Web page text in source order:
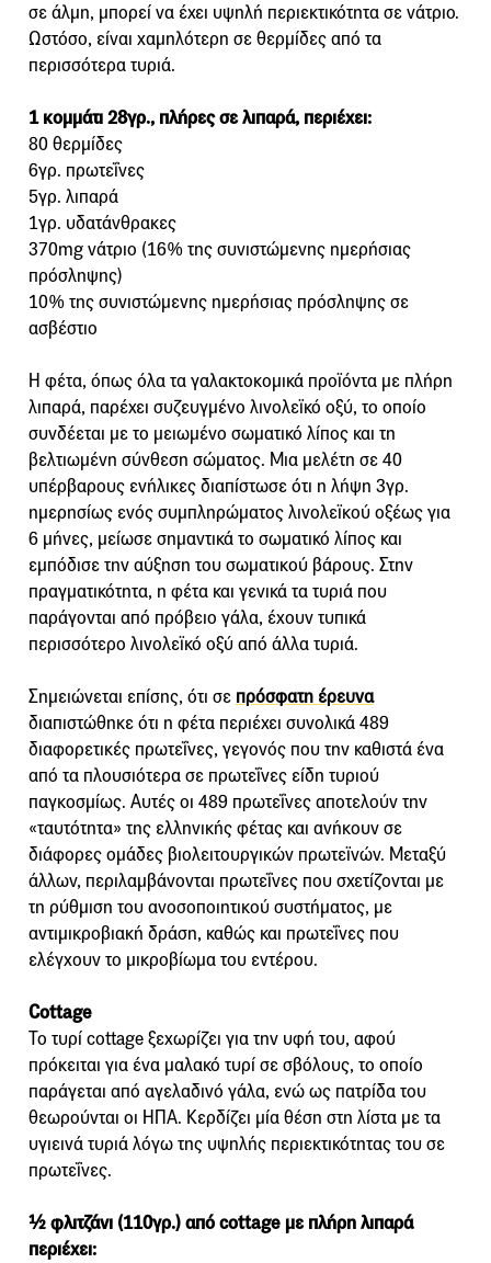
σε άλμη, μπορεί να έχει υψηλή περιεκτικότητα σε νάτριο.
Ωστόσο, είναι χαμηλότερη σε θερμίδες από τα
περισσότερα τυριά.
1 κομμάτι 28γρ., πλήρες σε λιπαρά, περιέχει:
80 θερμίδες
6γρ. πρωτεΐνες
5γρ. λιπαρά
1γρ. υδατάνθρακες
370mg νάτριο (16% της συνιστώμενης ημερήσιας
πρόσληψης)
10% της συνιστώμενης ημερήσιας πρόσληψης σε
ασβέστιο
Η φέτα, όπως όλα τα γαλακτοκομικά προϊόντα με πλήρη
λιπαρά, παρέχει συζευγμένο λινολεϊκό οξύ, το οποίο
συνδέεται με το μειωμένο σωματικό λίπος και τη
βελτιωμένη σύνθεση σώματος. Μια μελέτη σε 40
υπέρβαρους ενήλικες διαπίστωσε ότι η λήψη 3γρ.
ημερησίως ενός συμπληρώματος λινολεϊκού οξέως για
6 μήνες, μείωσε σημαντικά το σωματικό λίπος και
εμπόδισε την αύξηση του σωματικού βάρους. Στην
πραγματικότητα, η φέτα και γενικά τα τυριά που
παράγονται από πρόβειο γάλα, έχουν τυπικά
περισσότερο λινολεϊκό οξύ από άλλα τυριά.
Σημειώνεται επίσης, ότι σε πρόσφατη έρευνα
διαπιστώθηκε ότι η φέτα περιέχει συνολικά 489
διαφορετικές πρωτεΐνες, γεγονός που την καθιστά ένα
από τα πλουσιότερα σε πρωτεΐνες είδη τυριού
παγκοσμίως. Αυτές οι 489 πρωτεΐνες αποτελούν την
«ταυτότητα» της ελληνικής φέτας και ανήκουν σε
διάφορες ομάδες βιολειτουργικών πρωτεϊνών. Μεταξύ
άλλων, περιλαμβάνονται πρωτεΐνες που σχετίζονται με
τη ρύθμιση του ανοσοποιητικού συστήματος, με
αντιμικροβιακή δράση, καθώς και πρωτεΐνες που
ελέγχουν το μικροβίωμα του εντέρου.
Cottage
Το τυρί cottage ξεχωρίζει για την υφή του, αφού
πρόκειται για ένα μαλακό τυρί σε σβόλους, το οποίο
παράγεται από αγελαδινό γάλα, ενώ ως πατρίδα του
θεωρούνται οι ΗΠΑ. Κερδίζει μία θέση στη λίστα με τα
υγιεινά τυριά λόγω της υψηλής περιεκτικότητας του σε
πρωτεΐνες.
½ φλιτζάνι (110γρ.) από cottage με πλήρη λιπαρά
περιέχει: